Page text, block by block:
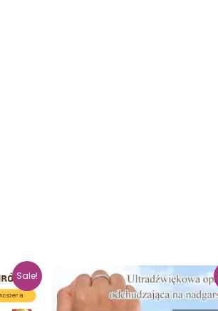
Sale!